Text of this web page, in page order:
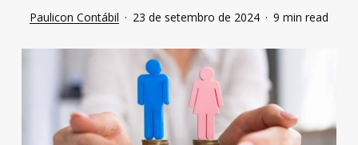
Paulicon Contábil 23 de setembro de 2024 9 min read